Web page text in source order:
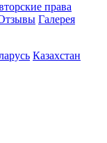
права
Галерея
Казахстан